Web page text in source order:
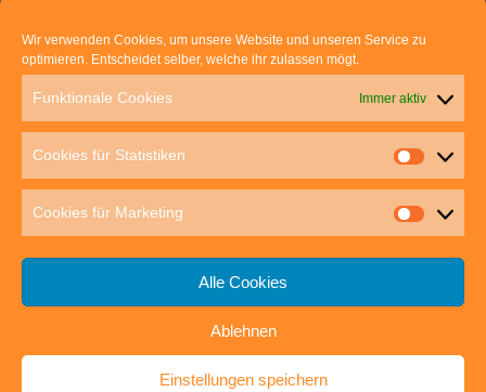
Wir verwenden Cookies, um unsere Website und unseren Service zu
optimieren. Entscheidet selber, welche ihr zulassen mögt.
Funktionale Cookies Immer aktiv
Cookies für Statistiken
Cookies für Marketing
Alle Cookies
Ablehnen
Einstellungen speichern
Euer direkter Draht zu uns:
Thomas Rathay und Silke Rommel
70563 Stuttgart
post@outdoor-hochgenuss.de
IMPRESSUM DATENSCHUTZ